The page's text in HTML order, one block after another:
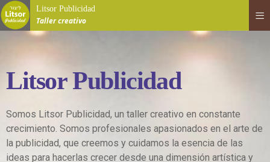
Litsor Publicidad
Taller creativo
Litsor Publicidad
Somos Litsor Publicidad, un taller creativo en constante
crecimiento. Somos profesionales apasionados en el arte de
la publicidad, que creemos y cuidamos la esencia de las
ideas para hacerlas crecer desde una dimensión artística y